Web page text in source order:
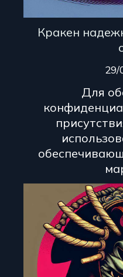
Кракен
29/
Для